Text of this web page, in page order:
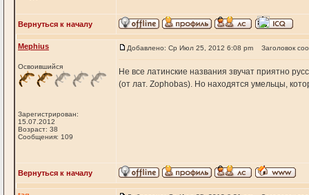
Вернуться к началу
Mephius
Освоившийся
Зарегистрирован:
15.07.2012
Возраст: 38
Сообщения: 109
Добавлено: Ср Июл 25, 2012 6:08 pm Заголовок
Не все латинские названия звучат приятно
(от лат. Zophobas). Но находятся умельцы,
Вернуться к началу